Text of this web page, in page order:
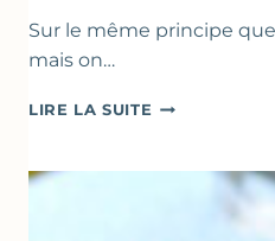
Sur le même principe
mais on…
LIRE LA SUITE COMME
À
COURGETTE…